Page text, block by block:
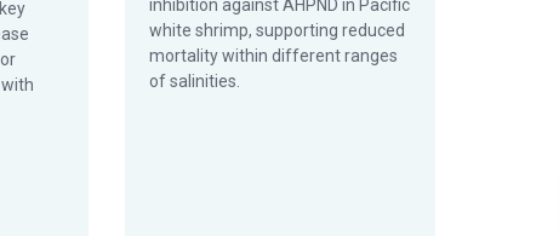
inhibition against AHPND in Pacific
white shrimp, supporting reduced
mortality within different ranges
of salinities.